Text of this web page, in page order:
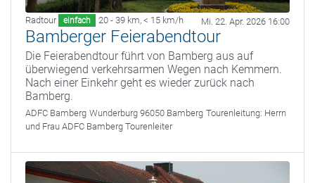
Radtour einfach 20 - 39 km, < 15 km/h Mi. 22. Apr. 2026 16:00
Bamberger Feierabendtour
Die Feierabendtour führt von Bamberg aus auf
überwiegend verkehrsarmen Wegen nach Kemmern.
Nach einer Einkehr geht es wieder zurück nach
Bamberg.
ADFC Bamberg Wunderburg 96050 Bamberg Tourenleitung: Herrn
und Frau ADFC Bamberg Tourenleiter